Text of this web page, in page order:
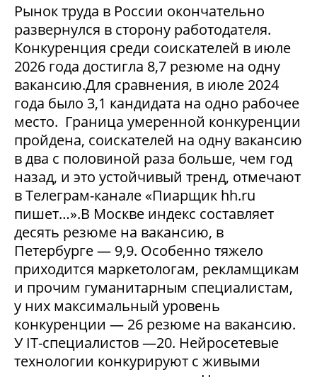
Рынок труда в России окончательно
развернулся в сторону работодателя.
Конкуренция среди соискателей в июле
2026 года достигла 8,7 резюме на одну
вакансию.Для сравнения, в июле 2024
года было 3,1 кандидата на одно рабочее
место. Граница умеренной конкуренции
пройдена, соискателей на одну вакансию
в два с половиной раза больше, чем год
назад, и это устойчивый тренд, отмечают
в Телеграм-канале «Пиарщик hh.ru
пишет…».В Москве индекс составляет
десять резюме на вакансию, в
Петербурге — 9,9. Особенно тяжело
приходится маркетологам, рекламщикам
и прочим гуманитарным специалистам,
у них максимальный уровень
конкуренции — 26 резюме на вакансию.
У IT-специалистов —20. Нейросетевые
технологии конкурируют с живыми